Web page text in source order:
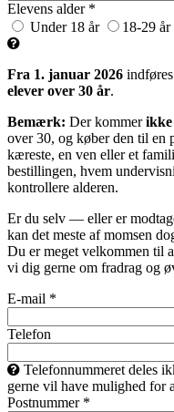
Elevens alder *
Under 18 år
18-29 år
Fra 1. januar 2026 indføres
elever over 30 år.
Bemærk: Der kommerikke
over 30, og køber den til en
kæreste, en ven eller et
bestillingen, hvem
kontrollere alderen.
Er du selv — eller er
kan det meste af momsen
Du er meget velkommen til
vi dig gerne om fradrag og
E-mail *
Telefon
Telefonnummeret deles
gerne vil have mulighed for
Postnummer *